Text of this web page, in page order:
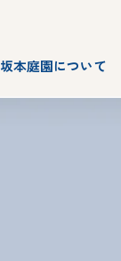
坂本庭園について